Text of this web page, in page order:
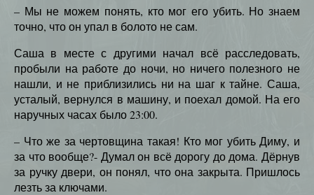
– Мы не можем понять, кто мог его убить. Но знаем
точно, что он упал в болото не сам.
Саша в месте с другими начал всё расследовать,
пробыли на работе до ночи, но ничего полезного не
нашли, и не приблизились ни на шаг к тайне. Саша,
усталый, вернулся в машину, и поехал домой. На его
наручных часах было 23:00.
– Что же за чертовщина такая! Кто мог убить Диму, и
за что вообще?- Думал он всё дорогу до дома. Дёрнув
за ручку двери, он понял, что она закрыта. Пришлось
лезть за ключами.